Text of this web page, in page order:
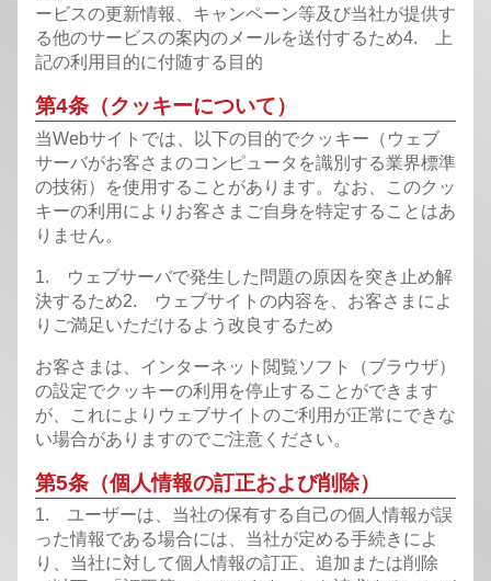
ービスの更新情報、キャンペーン等及び当社が提供す
る他のサービスの案内のメールを送付するため4. 上
記の利用目的に付随する目的
第4条（クッキーについて）
当Webサイトでは、以下の目的でクッキー（ウェブ
サーバがお客さまのコンピュータを識別する業界標準
の技術）を使用することがあります。なお、このクッ
キーの利用によりお客さまご自身を特定することはあ
りません。
1. ウェブサーバで発生した問題の原因を突き止め解
決するため2. ウェブサイトの内容を、お客さまによ
りご満足いただけるよう改良するため
お客さまは、インターネット閲覧ソフト（ブラウザ）
の設定でクッキーの利用を停止することができます
が、これによりウェブサイトのご利用が正常にできな
い場合がありますのでご注意ください。
第5条（個人情報の訂正および削除）
1. ユーザーは、当社の保有する自己の個人情報が誤
った情報である場合には、当社が定める手続きによ
り、当社に対して個人情報の訂正、追加または削除